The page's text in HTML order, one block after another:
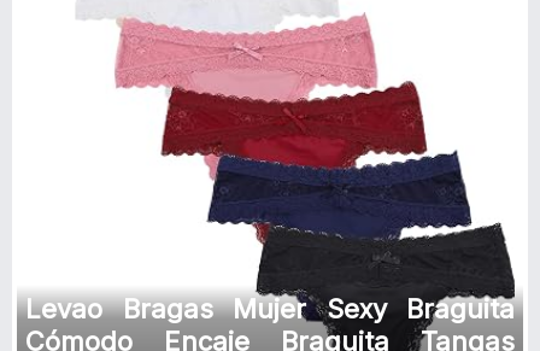
Levao Bragas Mujer Sexy Braguita
Cómodo Encaje Braguita Tangas